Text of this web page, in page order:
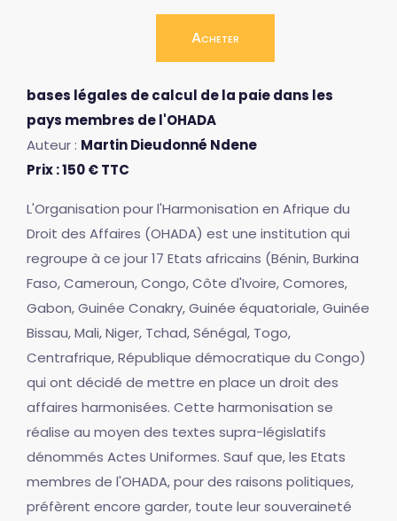
Acheter
bases légales de calcul de la paie dans les
pays membres de l'OHADA
Auteur : Martin Dieudonné Ndene
Prix : 150 € TTC
L'Organisation pour l'Harmonisation en Afrique du
Droit des Affaires (OHADA) est une institution qui
regroupe à ce jour 17 Etats africains (Bénin, Burkina
Faso, Cameroun, Congo, Côte d'Ivoire, Comores,
Gabon, Guinée Conakry, Guinée équatoriale, Guinée
Bissau, Mali, Niger, Tchad, Sénégal, Togo,
Centrafrique, République démocratique du Congo)
qui ont décidé de mettre en place un droit des
affaires harmonisées. Cette harmonisation se
réalise au moyen des textes supra-législatifs
dénommés Actes Uniformes. Sauf que, les Etats
membres de l'OHADA, pour des raisons politiques,
préfèrent encore garder, toute leur souveraineté